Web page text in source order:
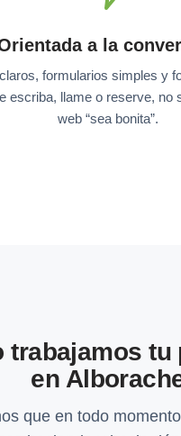
a la
formularios simples y
escriba, llame o reserve, no
web “sea bonita”.
trabajamos tu
en
que en todo